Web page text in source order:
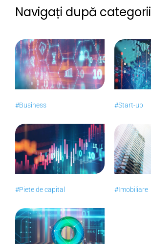
Navigați după categorii
#Business #Start-up
#Piete de capital #Imobiliare